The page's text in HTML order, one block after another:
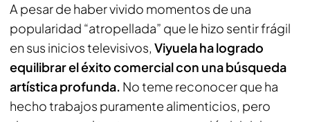
A pesar de haber vivido momentos de una
popularidad “atropellada” que le hizo sentir frágil
en sus inicios televisivos, Viyuela ha logrado
equilibrar el éxito comercial con una búsqueda
artística profunda. No teme reconocer que ha
hecho trabajos puramente alimenticios, pero